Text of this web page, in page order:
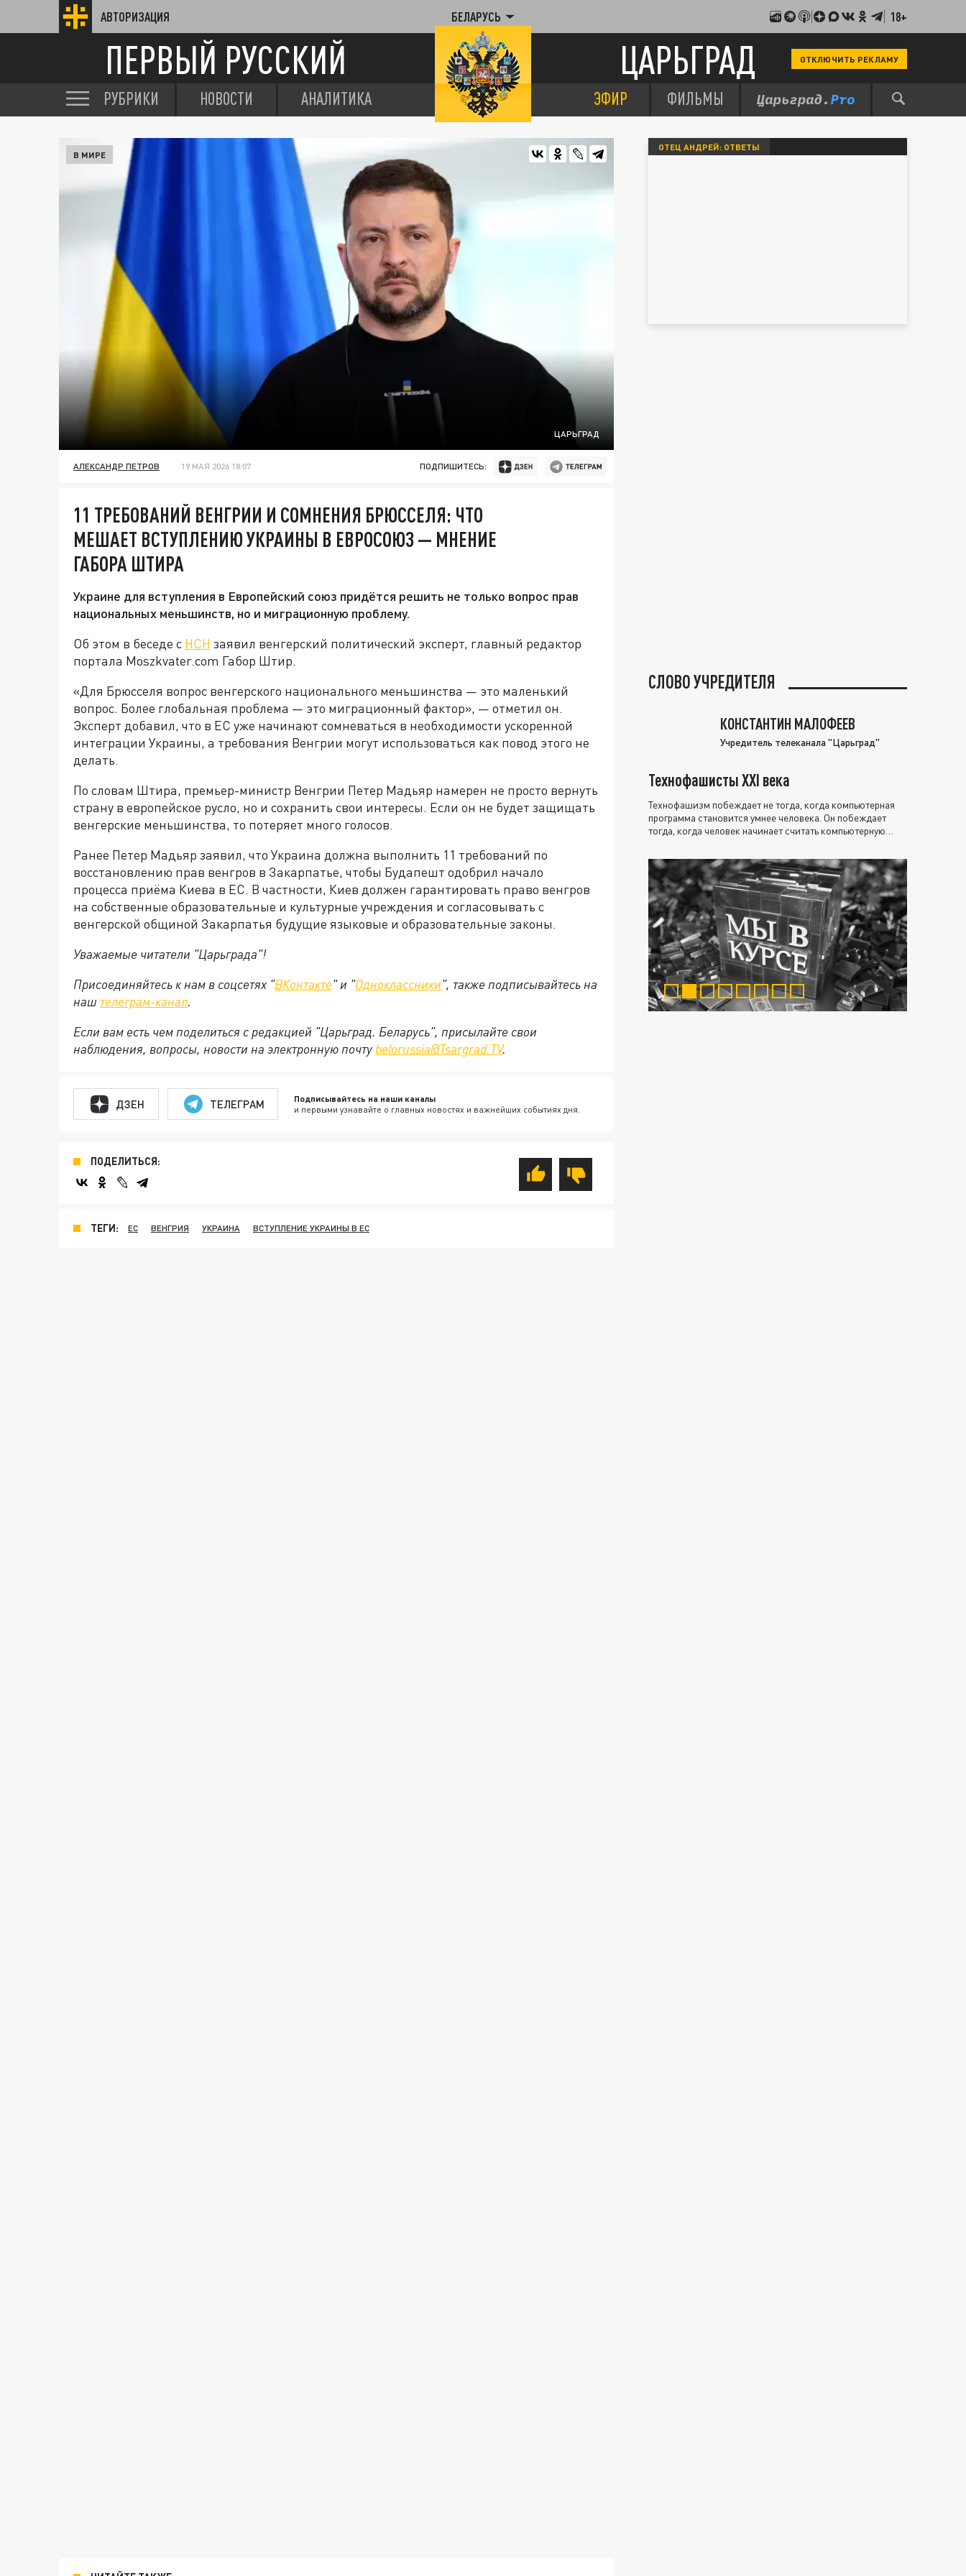
АВТОРИЗАЦИЯ БЕЛАРУСЬ 18+
ПЕРВЫЙ РУССКИЙ ЦАРЬГРАД ОТКЛЮЧИТЬ РЕКЛАМУ
РУБРИКИ НОВОСТИ АНАЛИТИКА ЭФИР ФИЛЬМЫ
ЦАРЬГРАД
В МИРЕ
АЛЕКСАНДР ПЕТРОВ 19 МАЯ 2026 18:07 ПОДПИШИТЕСЬ:
11 ТРЕБОВАНИЙ ВЕНГРИИ И СОМНЕНИЯ БРЮССЕЛЯ: ЧТО
МЕШАЕТ ВСТУПЛЕНИЮ УКРАИНЫ В ЕВРОСОЮЗ — МНЕНИЕ
ГАБОРА ШТИРА
Украине для вступления в Европейский союз придётся решить не только вопрос прав
национальных меньшинств, но и миграционную проблему.
Об этом в беседе с НСН заявил венгерский политический эксперт, главный редактор
портала Moszkvater.com Габор Штир.
«Для Брюсселя вопрос венгерского национального меньшинства — это маленький
вопрос. Более глобальная проблема — это миграционный фактор», — отметил он.
Эксперт добавил, что в ЕС уже начинают сомневаться в необходимости ускоренной
интеграции Украины, а требования Венгрии могут использоваться как повод этого не
делать.
По словам Штира, премьер-министр Венгрии Петер Мадьяр намерен не просто вернуть
страну в европейское русло, но и сохранить свои интересы. Если он не будет защищать
венгерские меньшинства, то потеряет много голосов.
Ранее Петер Мадьяр заявил, что Украина должна выполнить 11 требований по
восстановлению прав венгров в Закарпатье, чтобы Будапешт одобрил начало
процесса приёма Киева в ЕС. В частности, Киев должен гарантировать право венгров
на собственные образовательные и культурные учреждения и согласовывать с
венгерской общиной Закарпатья будущие языковые и образовательные законы.
Уважаемые читатели "Царьграда"!
Присоединяйтесь к нам в соцсетях "ВКонтакте" и "Одноклассники", также подписывайтесь на
наш телеграм-канал.
Если вам есть чем поделиться с редакцией "Царьград. Беларусь", присылайте свои
наблюдения, вопросы, новости на электронную почту belorussia@Tsargrad.TV.
ДЗЕН ТЕЛЕГРАМ Подписывайтесь на наши каналы
и первыми узнавайте о главных новостях и важнейших событиях дня.
ПОДЕЛИТЬСЯ:
ТЕГИ: ЕС ВЕНГРИЯ УКРАИНА ВСТУПЛЕНИЕ УКРАИНЫ В ЕС
ОТЕЦ АНДРЕЙ: ОТВЕТЫ
СЛОВО УЧРЕДИТЕЛЯ
КОНСТАНТИН МАЛОФЕЕВ
Учредитель телеканала "Царьград"
Технофашисты XXI века
Технофашизм побеждает не тогда, когда компьютерная
программа становится умнее человека. Он побеждает
тогда, когда человек начинает считать компьютерную